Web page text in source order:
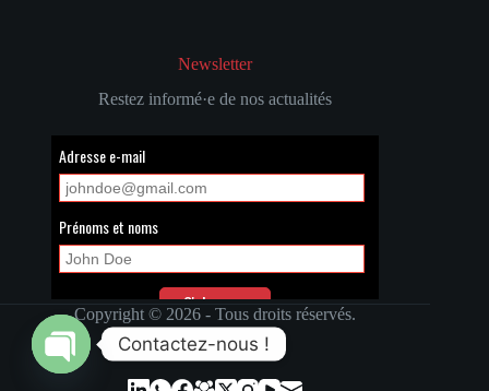
Newsletter
Restez informé·e de nos actualités
Copyright © 2026 - Tous droits réservés.
Contactez-nous !
Open chaty